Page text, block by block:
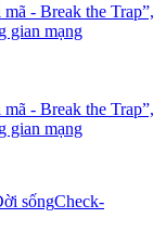
- Break the Trap”,
gian mạng
- Break the Trap”,
gian mạng
sốngCheck-